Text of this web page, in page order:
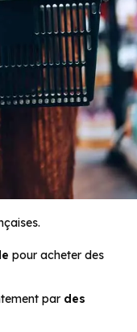
pour acheter des
par des